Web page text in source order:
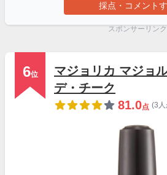
採点・コメント
スポンサーリンク
6位
マジョリカ マジョ
デ・チーク
81.0点 (3